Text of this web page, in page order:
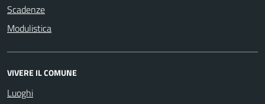
Scadenze
Modulistica
VIVERE IL COMUNE
Luoghi